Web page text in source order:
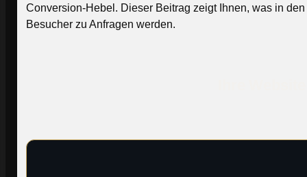
Conversion-Hebel. Dieser Beitrag zeigt Ihnen, was in
Besucher zu Anfragen werden.